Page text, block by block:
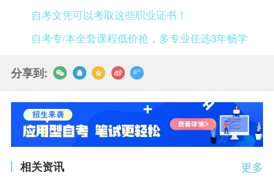
自考文凭可以考取这些职业证书！
自考专/本全套课程低价抢，多专业任选3年畅学
分享到:
更多
相关资讯